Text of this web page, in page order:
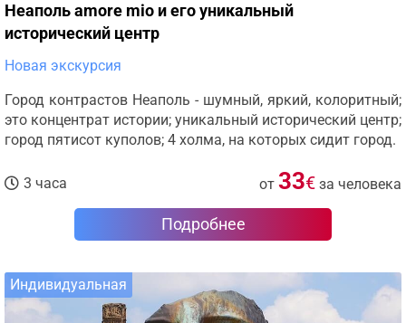
Неаполь amore mio и его уникальный
исторический центр
Новая экскурсия
Город контрастов Неаполь - шумный, яркий, колоритный;
это концентрат истории; уникальный исторический центр;
город пятисот куполов; 4 холма, на которых сидит город.
3 часа от 33€ за человека
Подробнее
Индивидуальная